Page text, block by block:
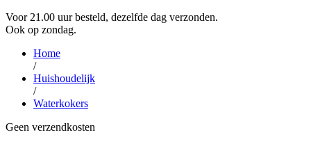
Voor 21.00 uur besteld, dezelfde dag verzonden.
Ook op zondag.
Home
/
Huishoudelijk
/
Waterkokers
Geen verzendkosten